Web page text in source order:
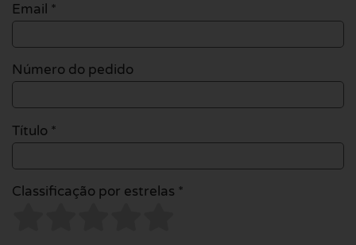
Email *
Número do pedido
Título *
Classificação por estrelas *